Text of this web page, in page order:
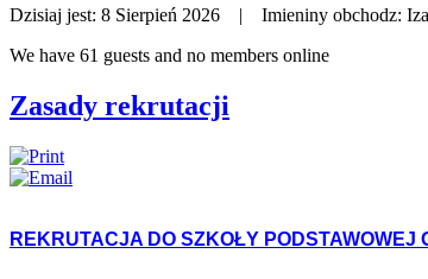
Dzisiaj jest: 8 Sierpień 2026 | Imieniny obchodz:
We have 61 guests and no members online
Zasady rekrutacji
REKRUTACJA DO SZKOŁY